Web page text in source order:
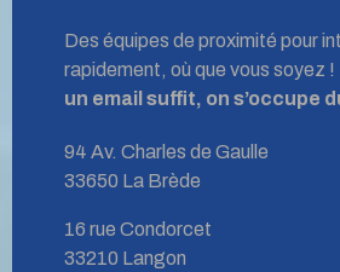
Des équipes de proximité pour
rapidement, où que vous soyez !
un email suffit, on s’occupe
94 Av. Charles de Gaulle
33650 La Brède
16 rue Condorcet
33210 Langon